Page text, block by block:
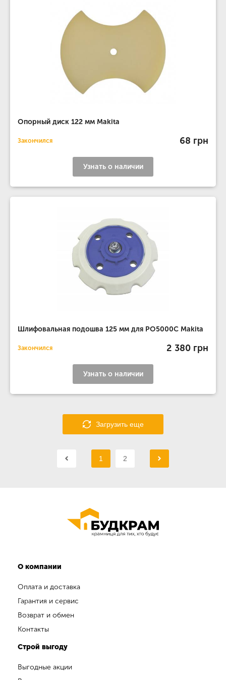
Опорный диск 122 мм Makita
Закончился 68 грн
Узнать о наличии
Шлифовальная подошва 125 мм для PO5000C Makita
Закончился 2 380 грн
Узнать о наличии
Загрузить еще
1 2
О компании
Оплата и доставка
Гарантия и сервис
Возврат и обмен
Контакты
Строй выгоду
Выгодные акции